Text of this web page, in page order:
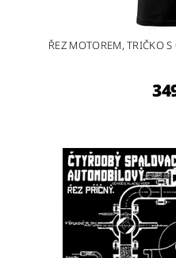
ŘEZ MOTOREM, TRIČKO